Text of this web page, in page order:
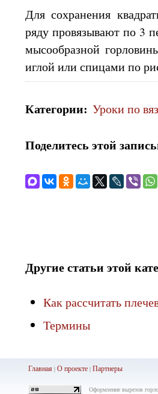
Для сохранения
ряду провязывают по 3
мысообразной
иглой или спицами по
Категории: Уроки по
Поделитесь этой
Другие статьи этой
Как рассчитать
Термины
Главная| О проекте| Партнеры
Оформление вырезов